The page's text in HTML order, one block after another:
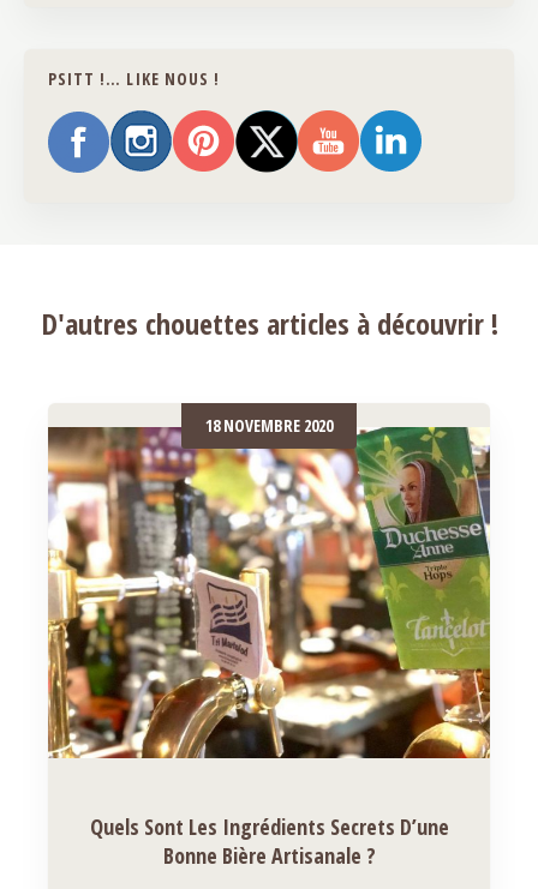
PSITT !… LIKE NOUS !
D'autres chouettes articles à découvrir !
18 NOVEMBRE 2020
Quels Sont Les Ingrédients Secrets D’une
Bonne Bière Artisanale ?